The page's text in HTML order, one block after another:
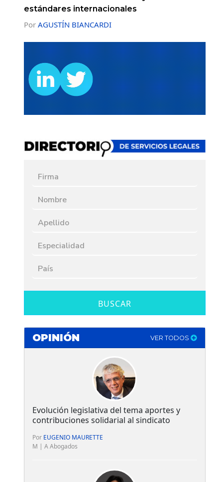
estándares internacionales
Por AGUSTÍN BIANCARDI
BUSCAR
OPINIÓN VER TODOS
Evolución legislativa del tema aportes y
contribuciones solidarial al sindicato
Por EUGENIO MAURETTE
M | A Abogados